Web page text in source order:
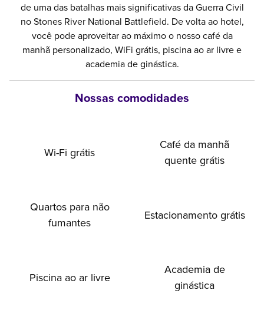
de uma das batalhas mais significativas da Guerra Civil
no Stones River National Battlefield. De volta ao hotel,
você pode aproveitar ao máximo o nosso café da
manhã personalizado, WiFi grátis, piscina ao ar livre e
academia de ginástica.
Nossas comodidades
Wi-Fi grátis
Café da manhã
quente grátis
Quartos para não
fumantes
Estacionamento grátis
Piscina ao ar livre
Academia de
ginástica